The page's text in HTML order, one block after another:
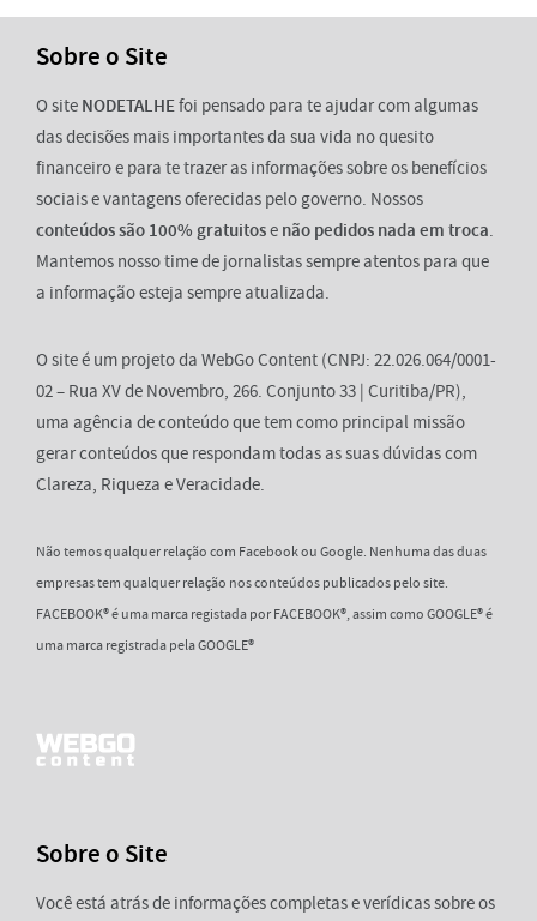
Sobre o Site
O site NODETALHEfoi pensado para te ajudar com algumas
das decisões mais importantes da sua vida no quesito
financeiro e para te trazer as informações sobre os benefícios
sociais e vantagens oferecidas pelo governo. Nossos
conteúdos são 100% gratuitose não pedidos nada em troca.
Mantemos nosso time de jornalistas sempre atentos para que
a informação esteja sempre atualizada.
O site é um projeto da WebGo Content (CNPJ: 22.026.064/0001-
02 – Rua XV de Novembro, 266. Conjunto 33 | Curitiba/PR),
uma agência de conteúdo que tem como principal missão
gerar conteúdos que respondam todas as suas dúvidas com
Clareza, Riqueza e Veracidade.
Não temos qualquer relação com Facebook ou Google. Nenhuma das duas
empresas tem qualquer relação nos conteúdos publicados pelo site.
FACEBOOK® é uma marca registada por FACEBOOK®, assim como GOOGLE® é
uma marca registrada pela GOOGLE®
Sobre o Site
Você está atrás de informações completas e verídicas sobre os